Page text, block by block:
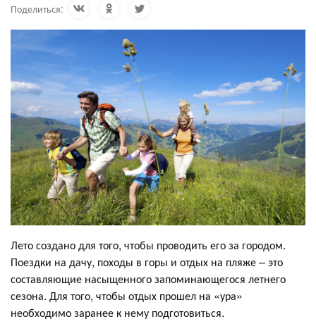
Поделиться:
Лето создано для того, чтобы проводить его за городом.
Поездки на дачу, походы в горы и отдых на пляже – это
составляющие насыщенного запоминающегося летнего
сезона. Для того, чтобы отдых прошел на «ура»
необходимо заранее к нему подготовиться.